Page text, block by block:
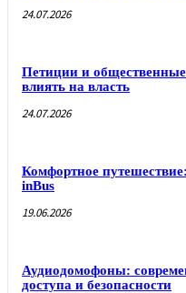
24.07.2026
Петиции и
влиять на власть
24.07.2026
Комфортное
inBus
19.06.2026
Аудиодомофоны:
доступа и безопасности